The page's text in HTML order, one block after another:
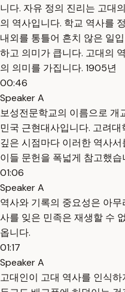
니다. 자유 정의 진리는 고대
의 역사입니다. 학교 역사를
내외를 통틀어 흔치 않은 일
하고 의미가 큽니다. 고대의
의 의미를 가집니다. 1905년
00:46
Speaker A
보성전문학교의 이름으로 개
민국 근현대사입니다. 고려
깊은 시점마다 이러한 역사
이들 문헌을 폭넓게 참고했습
01:06
Speaker A
역사와 기록의 중요성은 아
사를 잊은 민족은 재생할 수
옵니다.
01:17
Speaker A
고대인이 고대 역사를 인식